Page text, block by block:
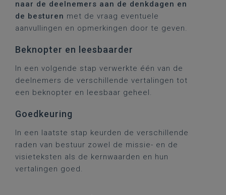
naar de deelnemers aan de denkdagen en
de besturen met de vraag eventuele
aanvullingen en opmerkingen door te geven.
Beknopter en leesbaarder
In een volgende stap verwerkte één van de
deelnemers de verschillende vertalingen tot
een beknopter en leesbaar geheel.
Goedkeuring
In een laatste stap keurden de verschillende
raden van bestuur zowel de missie- en de
visieteksten als de kernwaarden en hun
vertalingen goed.